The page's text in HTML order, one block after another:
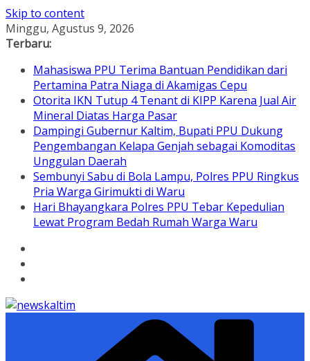
Skip to content
Minggu, Agustus 9, 2026
Terbaru:
Mahasiswa PPU Terima Bantuan Pendidikan dari
Pertamina Patra Niaga di Akamigas Cepu
Otorita IKN Tutup 4 Tenant di KIPP Karena Jual Air
Mineral Diatas Harga Pasar
Dampingi Gubernur Kaltim, Bupati PPU Dukung
Pengembangan Kelapa Genjah sebagai Komoditas
Unggulan Daerah
Sembunyi Sabu di Bola Lampu, Polres PPU Ringkus
Pria Warga Girimukti di Waru
Hari Bhayangkara Polres PPU Tebar Kepedulian
Lewat Program Bedah Rumah Warga Waru